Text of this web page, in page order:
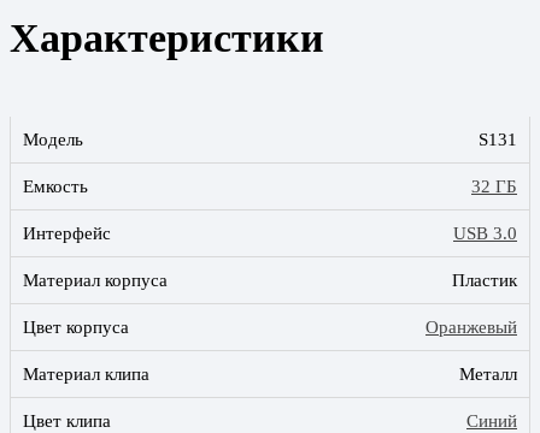
Характеристики
Модель S131
Емкость 32 ГБ
Интерфейс USB 3.0
Материал корпуса Пластик
Цвет корпуса Оранжевый
Материал клипа Металл
Цвет клипа Синий